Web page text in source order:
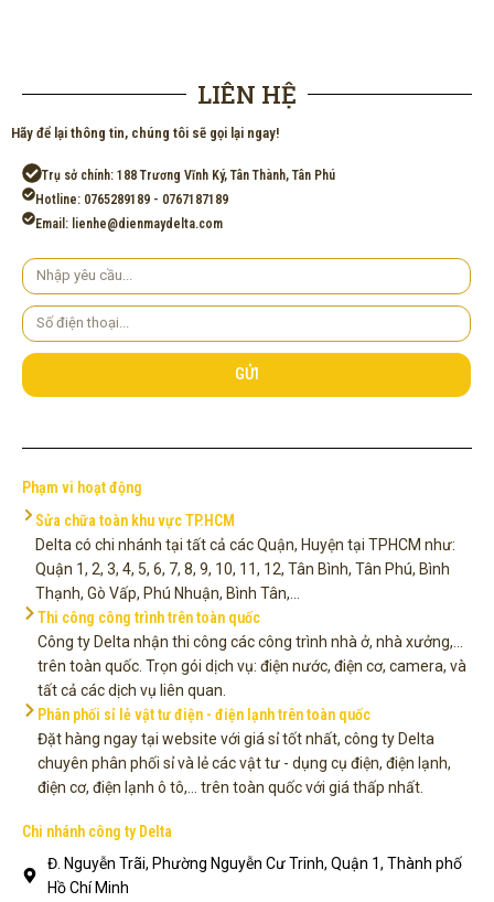
LIÊN HỆ
Hãy để lại thông tin, chúng tôi sẽ gọi lại ngay!
Trụ sở chính: 188 Trương Vĩnh Ký, Tân Thành, Tân Phú
Hotline: 0765289189 - 0767187189
Email: lienhe@dienmaydelta.com
Yêu
cầu
Số
điện
thoại
GỬI
Phạm vi hoạt động
Sửa chữa toàn khu vực TP.HCM
Delta có chi nhánh tại tất cả các Quận, Huyện tại TPHCM như:
Quận 1, 2, 3, 4, 5, 6, 7, 8, 9, 10, 11, 12, Tân Bình, Tân Phú, Bình
Thạnh, Gò Vấp, Phú Nhuận, Bình Tân,...
Thi công công trình trên toàn quốc
Công ty Delta nhận thi công các công trình nhà ở, nhà xưởng,...
trên toàn quốc. Trọn gói dịch vụ: điện nước, điện cơ, camera, và
tất cả các dịch vụ liên quan.
Phân phối sỉ lẻ vật tư điện - điện lạnh trên toàn quốc
Đặt hàng ngay tại website với giá sỉ tốt nhất, công ty Delta
chuyên phân phối sỉ và lẻ các vật tư - dụng cụ điện, điện lạnh,
điện cơ, điện lạnh ô tô,... trên toàn quốc với giá thấp nhất.
Chi nhánh công ty Delta
Đ. Nguyễn Trãi, Phường Nguyễn Cư Trinh, Quận 1, Thành phố
Hồ Chí Minh